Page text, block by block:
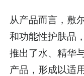
从产品而言，敷
和功能性护肤品
推出了水、精华
产品，形成以适